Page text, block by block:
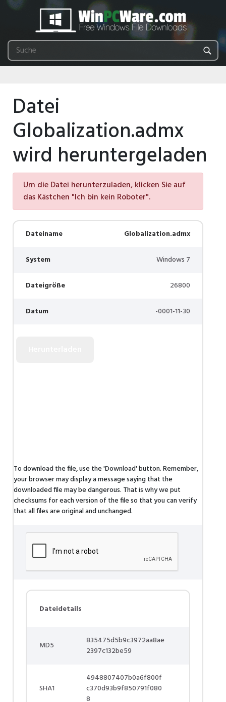
Datei
Globalization.admx
wird heruntergeladen
Um die Datei herunterzuladen, klicken Sie auf
das Kästchen "Ich bin kein Roboter".
Dateiname Globalization.admx
System Windows 7
Dateigröße 26800
Datum -0001-11-30
To download the file, use the 'Download' button. Remember,
your browser may display a message saying that the
downloaded file may be dangerous. That is why we put
checksums for each version of the file so that you can verify
that all files are original and unchanged.
Dateidetails
MD5
835475d5b9c3972aa8ae
2397c132be59
SHA1
4948807407b0a6f800f
c370d93b9f850791f080
8